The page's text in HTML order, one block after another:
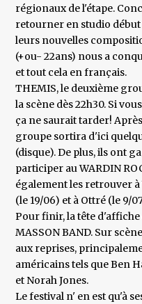
régionaux de l'étape.
retourner en studio
leurs nouvelles
(+ou- 22ans) nous a
et tout cela en français.
THEMIS, le deuxième
la scène dès 22h30. Si
ça ne saurait tarder!
groupe sortira d'ici
(disque). De plus, ils ont
participer au WARDIN
également les retrouver
(le 19/06) et à Ottré (le 9/
Pour finir, la tête d'affiche
MASSON BAND. Sur
aux reprises,
américains tels que Ben
et Norah Jones.
Le festival n' en est qu'à